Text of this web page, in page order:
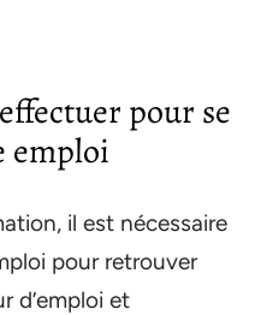
pour se
emploi
il est nécessaire
pour retrouver
d’emploi et